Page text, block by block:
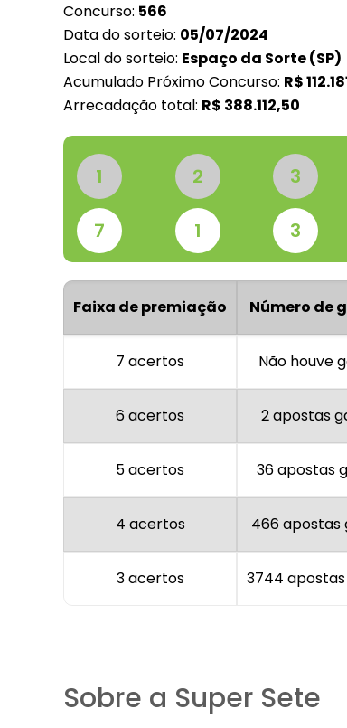
Concurso: 566
Data do sorteio: 05/07/2024
Local do sorteio: Espaço da Sorte (SP)
Acumulado Próximo Concurso: R$
Arrecadação total: R$ 388.112,50
1 2 3
7 1 3
Faixa de premiação Número de
7 acertos Não houve
6 acertos 2 apostas
5 acertos 36 apostas
4 acertos 466 apostas
3 acertos 3744
Sobre a Super Sete